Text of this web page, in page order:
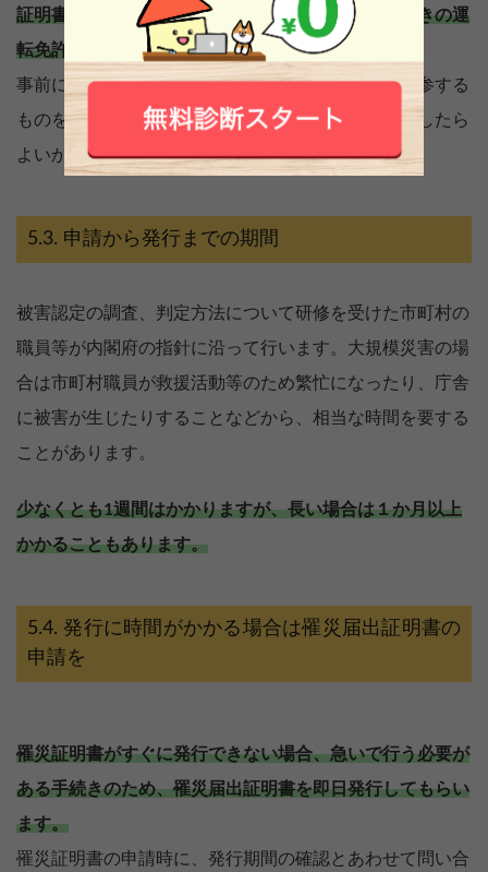
証明書の受領には印鑑、本人確認ができる顔写真付きの運
転免許証等、現場写真が必要です。
事前に市町村の担当部署に電話で確認をしてから持参する
ものを準備しましょう。消失している場合は、どうしたら
よいかも相談しておくと安心です。
申請から発行までの期間
被害認定の調査、判定方法について研修を受けた市町村の
職員等が内閣府の指針に沿って行います。大規模災害の場
合は市町村職員が救援活動等のため繁忙になったり、庁舎
に被害が生じたりすることなどから、相当な時間を要する
ことがあります。
少なくとも1週間はかかりますが、長い場合は１か月以上
かかることもあります。
発行に時間がかかる場合は罹災届出証明書の
申請を
罹災証明書がすぐに発行できない場合、急いで行う必要が
ある手続きのため、罹災届出証明書を即日発行してもらい
ます。
罹災証明書の申請時に、発行期間の確認とあわせて問い合